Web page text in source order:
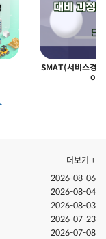
SMAT(서비스경
더보기 +
2026-08-06
2026-08-04
2026-08-03
2026-07-23
2026-07-08